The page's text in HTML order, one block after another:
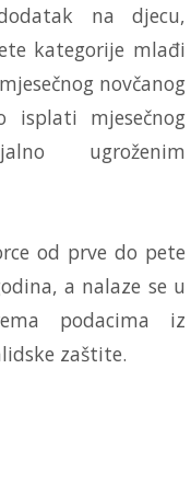
na djecu,
kategorije mlađi
novčanog
isplati mjesečnog
ugroženim
od prve do pete
a nalaze se u
podacima iz
zaštite.